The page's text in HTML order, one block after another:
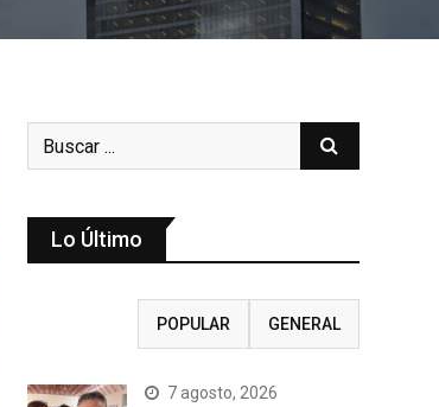
Lo Último
POPULAR GENERAL
7 agosto, 2026